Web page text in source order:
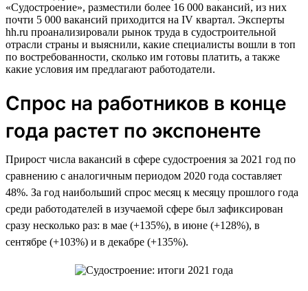
«Судостроение», разместили более 16 000 вакансий, из них
почти 5 000 вакансий приходится на IV квартал. Эксперты
hh.ru проанализировали рынок труда в судостроительной
отрасли страны и выяснили, какие специалисты вошли в топ
по востребованности, сколько им готовы платить, а также
какие условия им предлагают работодатели.
Спрос на работников в конце
года растет по экспоненте
Прирост числа вакансий в сфере судостроения за 2021 год по
сравнению с аналогичным периодом 2020 года составляет
48%. За год наибольший спрос месяц к месяцу прошлого года
среди работодателей в изучаемой сфере был зафиксирован
сразу несколько раз: в мае (+135%), в июне (+128%), в
сентябре (+103%) и в декабре (+135%).